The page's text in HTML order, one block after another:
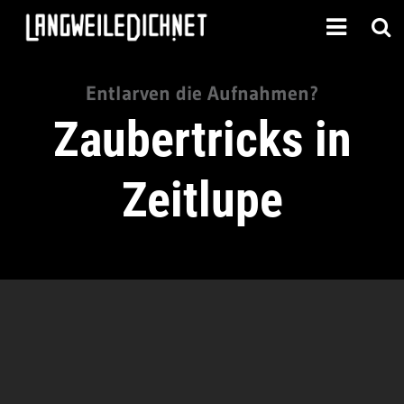
Entlarven die Aufnahmen?
Zaubertricks in
Zeitlupe